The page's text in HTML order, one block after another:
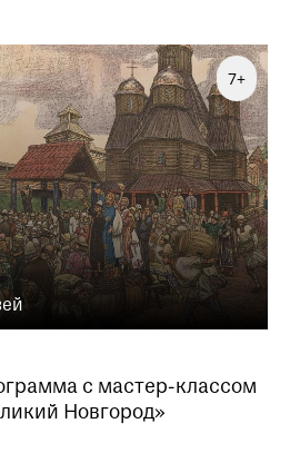
программу
по телефону
692-37-31
нам на почту
7+
с мастер-классом
Новгород»